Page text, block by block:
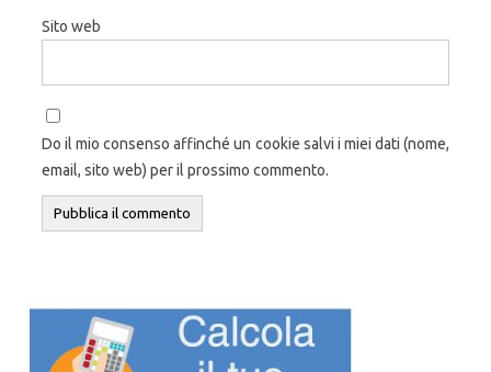
Sito web
Do il mio consenso affinché un cookie salvi i miei dati (nome,
email, sito web) per il prossimo commento.